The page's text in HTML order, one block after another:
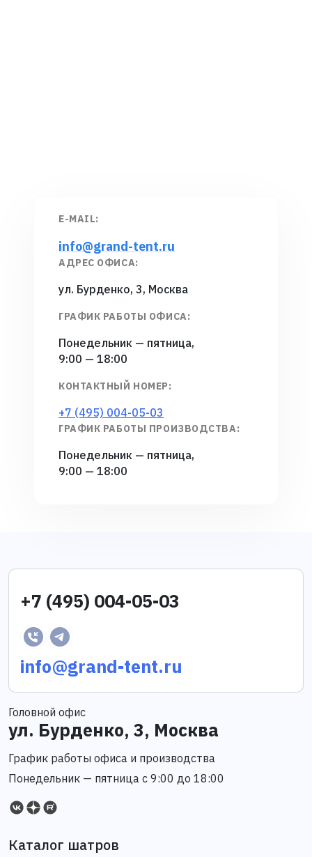
E-MAIL:
info@grand-tent.ru
АДРЕС ОФИСА:
ул. Бурденко, 3, Москва
ГРАФИК РАБОТЫ ОФИСА:
Понедельник — пятница,
9:00 — 18:00
КОНТАКТНЫЙ НОМЕР:
+7 (495) 004-05-03
ГРАФИК РАБОТЫ ПРОИЗВОДСТВА:
Понедельник — пятница,
9:00 — 18:00
+7 (495) 004-05-03
info@grand-tent.ru
Головной офис
ул. Бурденко, 3, Москва
График работы офиса и производства
Понедельник — пятница с 9:00 до 18:00
Каталог шатров